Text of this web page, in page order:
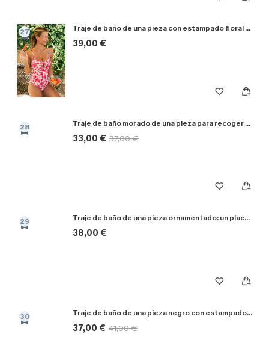
27 Traje de baño de una pieza con estampado floral y giro
39,00 €
28 Traje de baño morado de una pieza para recoger bayas
33,00 € 37,00 €
29 Traje de baño de una pieza ornamentado: un placer culpable
38,00 €
30 Traje de baño de una pieza negro con estampado de atardecer desvanecido
37,00 € 41,00 €